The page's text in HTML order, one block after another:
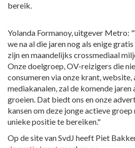
bereik.
Yolanda Formanoy, uitgever Metro:
we na al die jaren nog als enige
zijn en maandelijks crossmediaal
Onze doelgroep, OV-reizigers die
consumeren via onze krant, website,
mediakanalen, zal de komende jaren
groeien. Dat biedt ons en onze
kansen om deze jonge actieve groep
unieke positie te bereiken."
Op de site van SvdJ heeft Piet